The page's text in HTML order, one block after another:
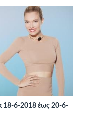
18-6-2018 έως 20-6-